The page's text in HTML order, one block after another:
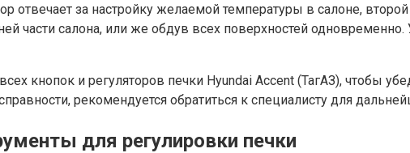
отвечает за настройку желаемой температуры в салоне,
части салона, или же обдув всех поверхностей
кнопок и регуляторов печки Hyundai Accent (ТагАЗ), чтобы
рекомендуется обратиться к специалисту для
для регулировки печки